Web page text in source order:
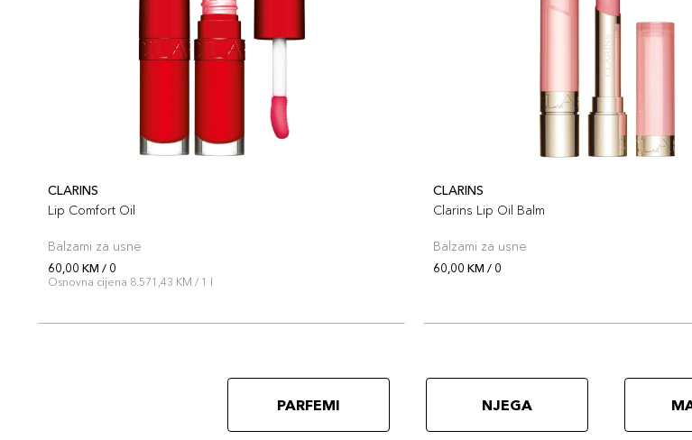
CLARINS
Lip Comfort Oil
Balzami za usne
60,00 KM / 0
Osnovna cijena 8.571,43 KM / 1 l
CLARINS
Clarins Lip Oil Balm
Balzami za usne
60,00 KM / 0
PARFEMI NJEGA